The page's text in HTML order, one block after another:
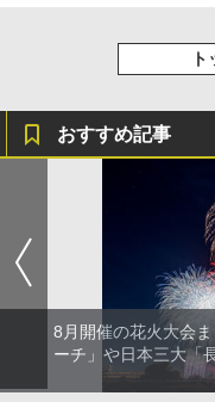
おすすめ記事
8月開催の花火大会
ーチ」や日本三大「